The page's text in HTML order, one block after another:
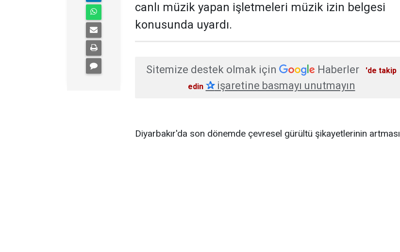
canlı müzik yapan işletmeleri müzik izin belgesi
konusunda uyardı.
Sitemize destek olmak için Haberler
'de takip
edin ✰işaretine basmayı unutmayın
Diyarbakır'da son dönemde çevresel gürültü şikayetlerinin artması